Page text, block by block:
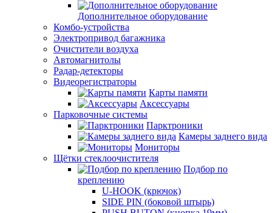
Дополнительное оборудование
Комбо-устройства
Электропривод багажника
Очистители воздуха
Автомагнитолы
Радар-детекторы
Видеорегистраторы
Карты памяти
Аксессуары
Парковочные системы
Парктроники
Камеры заднего вида
Мониторы
Щётки стеклоочистителя
Подбор по
креплению
U-HOOK (крючок)
SIDE PIN (боковой штырь)